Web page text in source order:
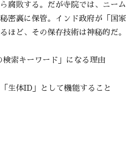
腐敗する。だが寺院では、ニーム
密裏に保管。インド政府が「国家
ほど、その保存技術は神秘的だ。
索キーワード」になる理由
生体ID」として機能すること